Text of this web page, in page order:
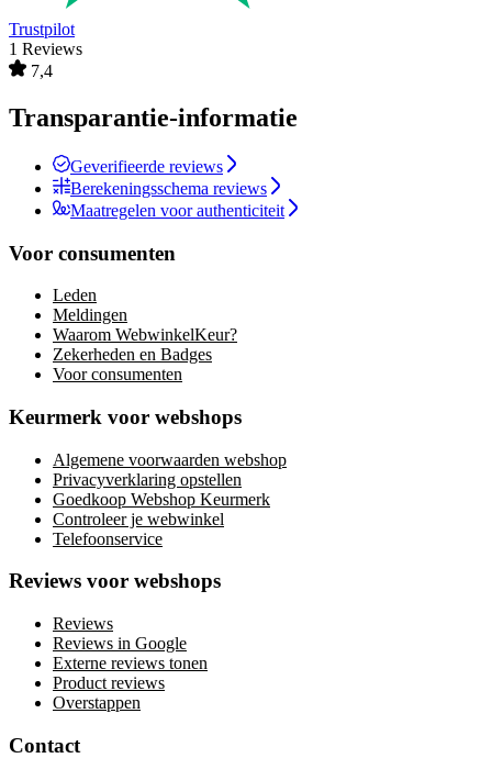
Trustpilot
1 Reviews
7,4
Transparantie-informatie
Geverifieerde reviews
Berekeningsschema reviews
Maatregelen voor authenticiteit
Voor consumenten
Leden
Meldingen
Waarom WebwinkelKeur?
Zekerheden en Badges
Voor consumenten
Keurmerk voor webshops
Algemene voorwaarden webshop
Privacyverklaring opstellen
Goedkoop Webshop Keurmerk
Controleer je webwinkel
Telefoonservice
Reviews voor webshops
Reviews
Reviews in Google
Externe reviews tonen
Product reviews
Overstappen
Contact